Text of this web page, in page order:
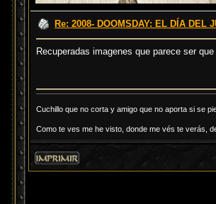
Re: 2008- DOOMSDAY: EL DÍA DEL
Recuperadas imagenes que parece ser
Cuchillo que no corta y amigo que no aporta si se
Como te ves me he visto, donde me vés te verás,